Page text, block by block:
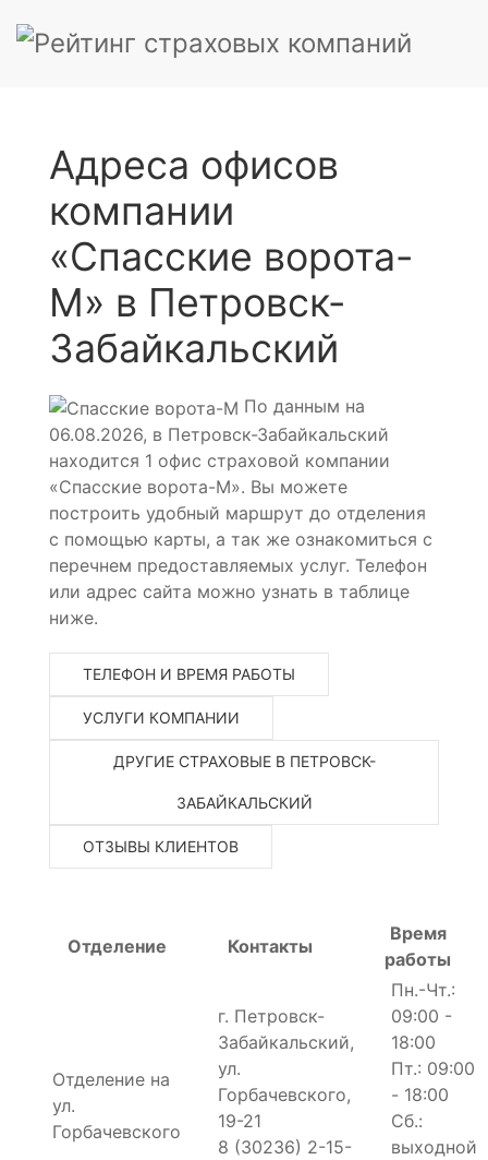
Адреса офисов
компании
«Спасские ворота-
М» в Петровск-
Забайкальский
По данным на
06.08.2026, в Петровск-Забайкальский
находится 1 офис страховой компании
«Спасские ворота-М». Вы можете
построить удобный маршрут до отделения
с помощью карты, а так же ознакомиться с
перечнем предоставляемых услуг. Телефон
или адрес сайта можно узнать в таблице
ниже.
ТЕЛЕФОН И ВРЕМЯ РАБОТЫ
УСЛУГИ КОМПАНИИ
ДРУГИЕ СТРАХОВЫЕ В ПЕТРОВСК-
ЗАБАЙКАЛЬСКИЙ
ОТЗЫВЫ КЛИЕНТОВ
Отделение Контакты
Время
работы
Отделение на
ул.
Горбачевского
г. Петровск-
Забайкальский,
ул.
Горбачевского,
19-21
8 (30236) 2-15-
Пн.-Чт.:
09:00 -
18:00
Пт.: 09:00
- 18:00
Сб.:
выходной